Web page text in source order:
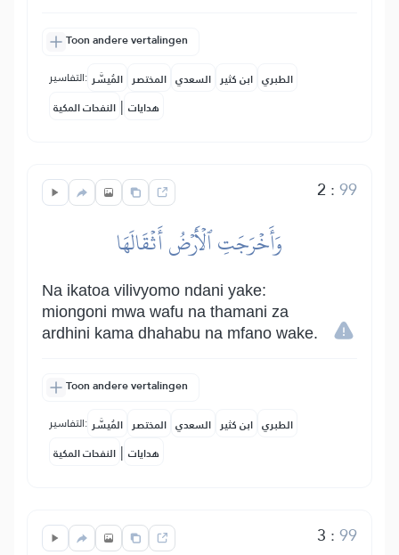
Toon andere vertalingen
التفاسير: المُيسَّر المختصر السعدي ابن كثير الطبري
النفحات المكية | هدايات
2 :99
وَأَخۡرَجَتِ ٱلۡأَرۡضُ أَثۡقَالَهَا
Na ikatoa vilivyomo ndani yake:
miongoni mwa wafu na thamani za
ardhini kama dhahabu na mfano wake.
Toon andere vertalingen
التفاسير: المُيسَّر المختصر السعدي ابن كثير الطبري
النفحات المكية | هدايات
3 :99